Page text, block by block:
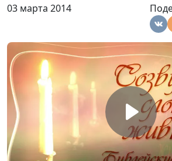
03 марта 2014
14
Евангелие от Луки 18:1-8
Исцеление Прокаженных. О
благодарности и вере.Евангелие
от Луки 17:11-19
Притча о богаче и Лазаре.
Евангелие от Луки 16:19-31